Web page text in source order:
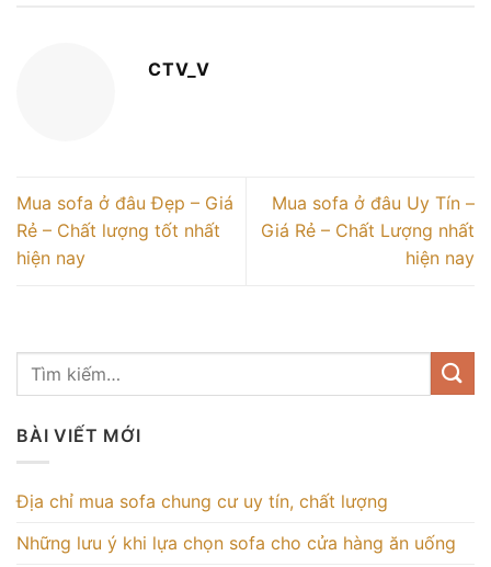
CTV_V
Mua sofa ở đâu Đẹp – Giá
Rẻ – Chất lượng tốt nhất
hiện nay
Mua sofa ở đâu Uy Tín –
Giá Rẻ – Chất Lượng nhất
hiện nay
BÀI VIẾT MỚI
Địa chỉ mua sofa chung cư uy tín, chất lượng
Những lưu ý khi lựa chọn sofa cho cửa hàng ăn uống